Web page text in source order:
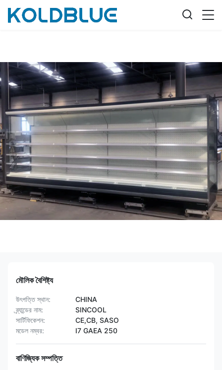
মৌলিক বৈশিষ্ট্য
উৎপত্তি স্থান:
CHINA
ব্র্যান্ডের নাম:
SINCOOL
সার্টিফিকেশন:
CE,CB, SASO
মডেল নম্বর:
I7 GAEA 250
বাণিজ্যিক সম্পত্তি